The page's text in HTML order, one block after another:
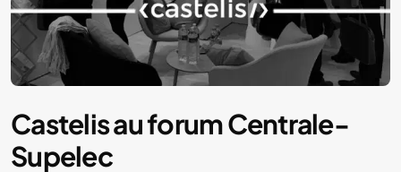
Castelis au forum Centrale-
Supelec